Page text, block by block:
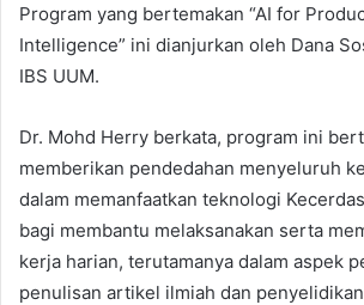
Program yang bertemakan “AI for
Intelligence” ini dianjurkan oleh Dana
IBS UUM.
Dr. Mohd Herry berkata, ​program ini
memberikan pendedahan menyeluruh
dalam memanfaatkan teknologi
bagi membantu melaksanakan serta
kerja harian, terutamanya dalam aspek
penulisan artikel ilmiah dan